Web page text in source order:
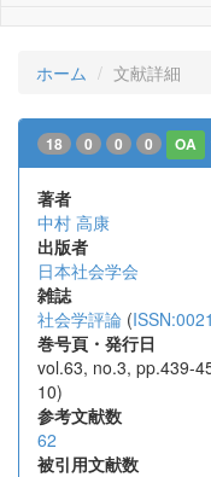
ホーム 文献詳細
18 0 0 0 OA
著者
中村 高康
出版者
日本社会学会
雑誌
社会学評論 (
巻号頁・発行日
vol.63, no.3, pp.439-
10)
参考文献数
62
被引用文献数